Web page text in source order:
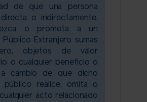
de que una persona
directa o indirectamente,
o prometa a un
Público Extranjero sumas
objetos de valor
o cualquier beneficio o
a cambio de que dicho
público realice, omita o
acto relacionado